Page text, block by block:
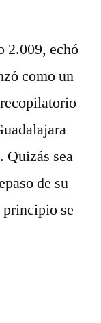
2.009, echó
como un
Quizás sea
de su
se